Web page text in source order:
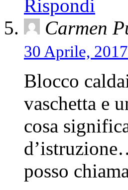
Rispondi
Carmen
30 Aprile,
Blocco
vaschetta e
cosa
posso